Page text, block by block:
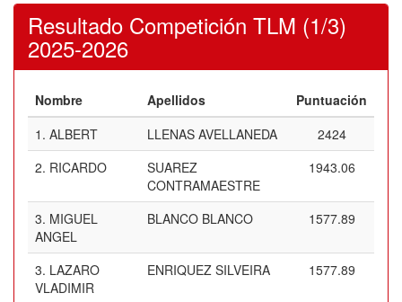
Resultado Competición TLM (1/3)
2025-2026
Nombre Apellidos
Puntuación
1. ALBERT LLENAS AVELLANEDA
2424
2. RICARDO
SUAREZ
CONTRAMAESTRE
1943.06
3. MIGUEL
ANGEL
BLANCO BLANCO 1577.89
3. LAZARO
VLADIMIR
ENRIQUEZ SILVEIRA 1577.89